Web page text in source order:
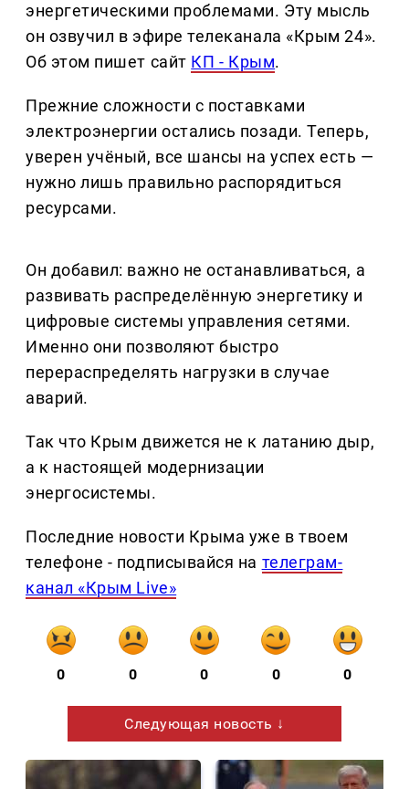
энергетическими проблемами. Эту мысль
он озвучил в эфире телеканала «Крым 24».
Об этом пишет сайт КП - Крым.
Прежние сложности с поставками
электроэнергии остались позади. Теперь,
уверен учёный, все шансы на успех есть —
нужно лишь правильно распорядиться
ресурсами.
Он добавил: важно не останавливаться, а
развивать распределённую энергетику и
цифровые системы управления сетями.
Именно они позволяют быстро
перераспределять нагрузки в случае
аварий.
Так что Крым движется не к латанию дыр,
а к настоящей модернизации
энергосистемы.
Последние новости Крыма уже в твоем
телефоне - подписывайся на телеграм-
канал «Крым Live»
0 0 0 0 0
Следующая новость ↓